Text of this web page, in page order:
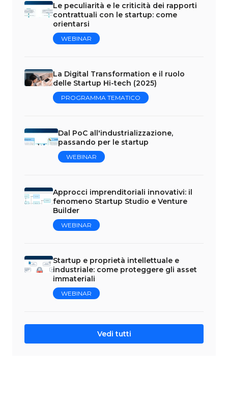
Le peculiarità e le criticità dei rapporti
contrattuali con le startup: come
orientarsi
WEBINAR
La Digital Transformation e il ruolo
delle Startup Hi-tech (2025)
PROGRAMMA TEMATICO
Dal PoC all'industrializzazione,
passando per le startup
WEBINAR
Approcci imprenditoriali innovativi: il
fenomeno Startup Studio e Venture
Builder
WEBINAR
Startup e proprietà intellettuale e
industriale: come proteggere gli asset
immateriali
WEBINAR
Vedi tutti